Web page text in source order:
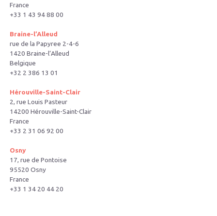
France
+33 1 43 94 88 00
Braine-l’Alleud
rue de la Papyree 2-4-6
1420 Braine-l’Alleud
Belgique
+32 2 386 13 01
Hérouville-Saint-Clair
2, rue Louis Pasteur
14200 Hérouville-Saint-Clair
France
+33 2 31 06 92 00
Osny
17, rue de Pontoise
95520 Osny
France
+33 1 34 20 44 20